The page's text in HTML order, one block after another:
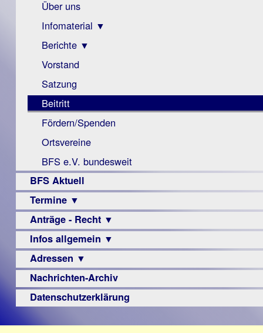
Über uns
Infomaterial ▼
Visus
Zeitschrift
Monokular
Mac
Instagram-
Links
Berichte ▼
Archiv
Berichte
Vorstand
Satzung
Beitritt
Fördern/Spenden
Ortsvereine
BFS e.V. bundesweit
BFS Aktuell
Termine ▼
Veranstaltungsprogramme
Anträge - Recht ▼
Archiv
Urteile
Infos allgemein ▼
Sehbehinderung
Frühförderung
Schule
–
Adressen ▼
Augenoptiker
Berufsbildungswerke
Nachrichten-Archiv
Datenschutzerklärung